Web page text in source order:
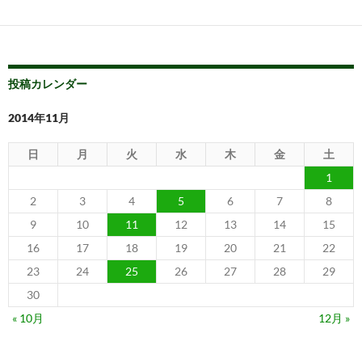
投稿カレンダー
2014年11月
日 月 火 水 木 金
土
1
2
3 4 5 6 7
8
9
10 11 12 13 14
15
16
17 18 19 20 21
22
23
24 25 26 27 28
29
30
« 10月
12月 »